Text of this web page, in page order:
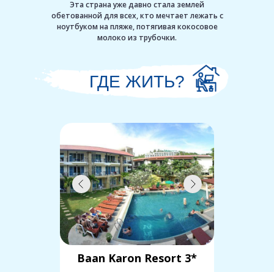
Эта страна уже давно стала землей
обетованной для всех, кто мечтает лежать с
ноутбуком на пляже, потягивая кокосовое
молоко из трубочки.
Baan Karon Resort 3*
ГДЕ ЖИТЬ?